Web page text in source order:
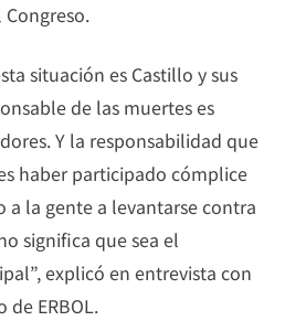
situación es Castillo y sus
de las muertes es
Y la responsabilidad que
haber participado cómplice
a la gente a levantarse contra
significa que sea el
explicó en entrevista con
de ERBOL.